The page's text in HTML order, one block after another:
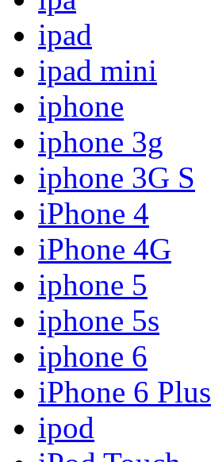
ipad
ipad mini
iphone
iphone 3g
iphone 3G S
iPhone 4
iPhone 4G
iphone 5
iphone 5s
iphone 6
iPhone 6 Plus
ipod